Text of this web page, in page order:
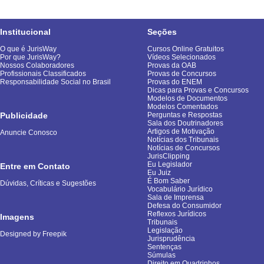
Institucional
O que é JurisWay
Por que JurisWay?
Nossos Colaboradores
Profissionais Classificados
Responsabilidade Social no Brasil
Publicidade
Anuncie Conosco
Entre em Contato
Dúvidas, Críticas e Sugestões
Imagens
Designed by Freepik
Seções
Cursos Online Gratuitos
Vídeos Selecionados
Provas da OAB
Provas de Concursos
Provas do ENEM
Dicas para Provas e Concursos
Modelos de Documentos
Modelos Comentados
Perguntas e Respostas
Sala dos Doutrinadores
Artigos de Motivação
Notícias dos Tribunais
Notícias de Concursos
JurisClipping
Eu Legislador
Eu Juiz
É Bom Saber
Vocabulário Jurídico
Sala de Imprensa
Defesa do Consumidor
Reflexos Jurídicos
Tribunais
Legislação
Jurisprudência
Sentenças
Súmulas